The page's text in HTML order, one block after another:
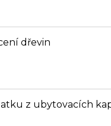
dřevin
z ubytovacích